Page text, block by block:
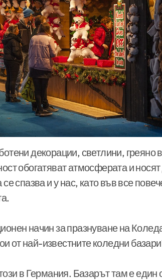
обогатяват атмосферата и
спазва и у нас, като във все
начин за празнуване на
от най-известните коледни
в Германия. Базарът там е